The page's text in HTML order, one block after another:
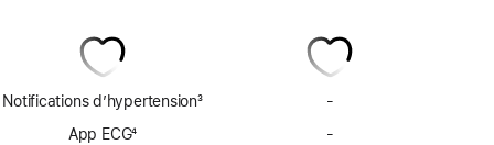
Notifications d’hypertension3
App ECG4
-
-